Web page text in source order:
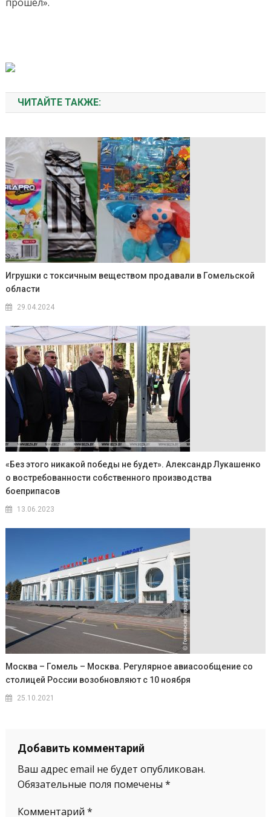
ЧИТАЙТЕ ТАКЖЕ:
Игрушки с токсичным веществом продавали в Гомельской
области
29.04.2024
«Без этого никакой победы не будет». Александр Лукашенко
о востребованности собственного производства
боеприпасов
13.06.2023
Москва – Гомель – Москва. Регулярное авиасообщение со
столицей России возобновляют с 10 ноября
25.10.2021
Добавить комментарий
Ваш адрес email не будет опубликован.
Обязательные поля помечены *
Комментарий *